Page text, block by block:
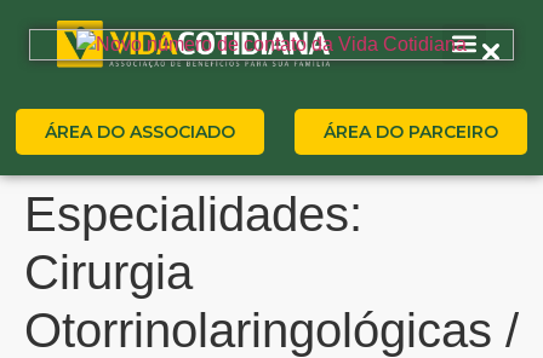
ÁREA DO ASSOCIADO ÁREA DO PARCEIRO
Especialidades:
Cirurgia
Otorrinolaringológicas /